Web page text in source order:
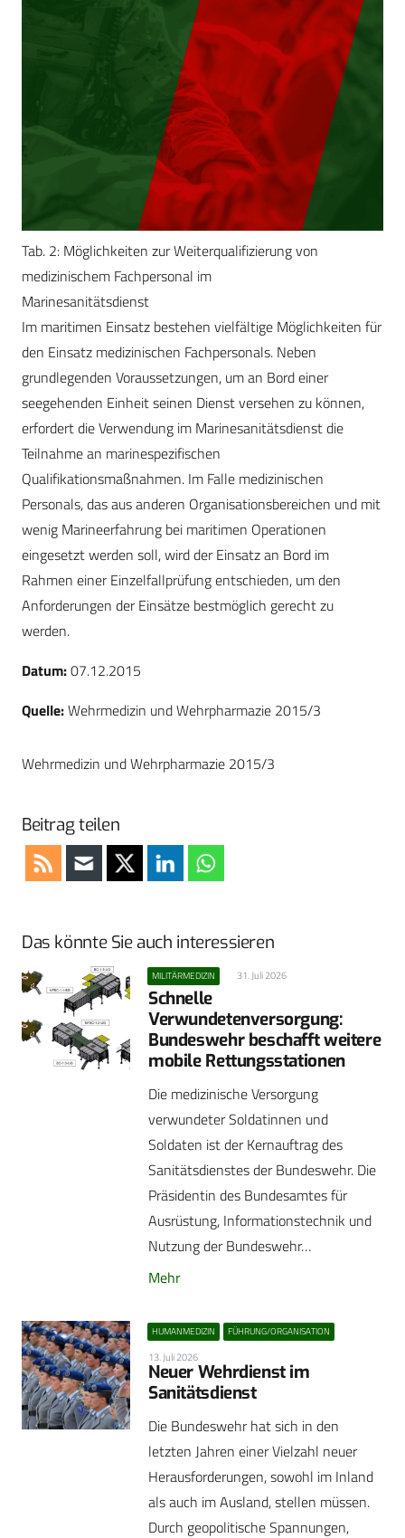
Tab. 2: Möglichkeiten zur Weiterqualifizierung von
medizinischem Fachpersonal im
Marinesanitätsdienst
Im maritimen Einsatz bestehen vielfältige Möglichkeiten für
den Einsatz medizinischen Fachpersonals. Neben
grundlegenden Voraussetzungen, um an Bord einer
seegehenden Einheit seinen Dienst versehen zu können,
erfordert die Verwendung im Marinesanitätsdienst die
Teilnahme an marinespezifischen
Qualifikationsmaßnahmen. Im Falle medizinischen
Personals, das aus anderen Organisationsbereichen und mit
wenig Marineerfahrung bei maritimen Operationen
eingesetzt werden soll, wird der Einsatz an Bord im
Rahmen einer Einzelfallprüfung entschieden, um den
Anforderungen der Einsätze bestmöglich gerecht zu
werden.
Datum:07.12.2015
Quelle:Wehrmedizin und Wehrpharmazie 2015/3
Wehrmedizin und Wehrpharmazie 2015/3
Beitrag teilen
Das könnte Sie auch interessieren
MILITÄRMEDIZIN 31. Juli 2026
Schnelle
Verwundetenversorgung:
Bundeswehr beschafft weitere
mobile Rettungsstationen
Die medizinische Versorgung
verwundeter Soldatinnen und
Soldaten ist der Kernauftrag des
Sanitätsdienstes der Bundeswehr. Die
Präsidentin des Bundesamtes für
Ausrüstung, Informationstechnik und
Nutzung der Bundeswehr…
Mehr
HUMANMEDIZIN FÜHRUNG/ORGANISATION
13. Juli 2026
Neuer Wehrdienst im
Sanitätsdienst
Die Bundeswehr hat sich in den
letzten Jahren einer Vielzahl neuer
Herausforderungen, sowohl im Inland
als auch im Ausland, stellen müssen.
Durch geopolitische Spannungen,